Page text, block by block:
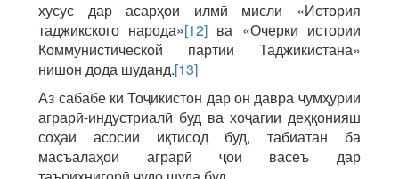
хусус дар асарҳои илмӣ мисли «История
таджикского народа»[12] ва «Очерки истории
Коммунистической партии Таджикистана»
нишон дода шуданд.[13]
Аз сабабе ки Тоҷикистон дар он давра ҷумҳурии
аграрӣ-индустриалӣ буд ва хоҷагии деҳқонияш
соҳаи асосии иқтисод буд, табиатан ба
масъалаҳои аграрӣ ҷои васеъ дар